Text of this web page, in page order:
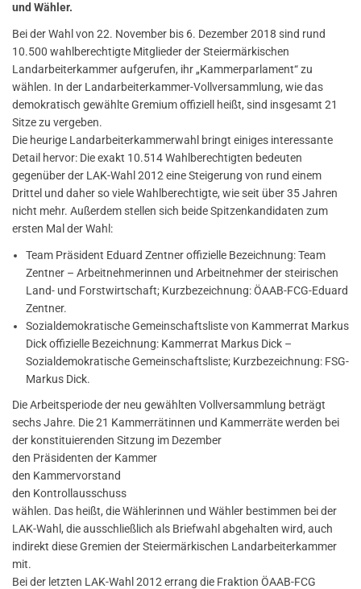
und Wähler.
Bei der Wahl von 22. November bis 6. Dezember 2018 sind rund
10.500 wahlberechtigte Mitglieder der Steiermärkischen
Landarbeiterkammer aufgerufen, ihr „Kammerparlament“ zu
wählen. In der Landarbeiterkammer-Vollversammlung, wie das
demokratisch gewählte Gremium offiziell heißt, sind insgesamt 21
Sitze zu vergeben.
Die heurige Landarbeiterkammerwahl bringt einiges interessante
Detail hervor: Die exakt 10.514 Wahlberechtigten bedeuten
gegenüber der LAK-Wahl 2012 eine Steigerung von rund einem
Drittel und daher so viele Wahlberechtigte, wie seit über 35 Jahren
nicht mehr. Außerdem stellen sich beide Spitzenkandidaten zum
ersten Mal der Wahl:
Team Präsident Eduard Zentner offizielle Bezeichnung: Team
Zentner – Arbeitnehmerinnen und Arbeitnehmer der steirischen
Land- und Forstwirtschaft; Kurzbezeichnung: ÖAAB-FCG-Eduard
Zentner.
Sozialdemokratische Gemeinschaftsliste von Kammerrat Markus
Dick offizielle Bezeichnung: Kammerrat Markus Dick –
Sozialdemokratische Gemeinschaftsliste; Kurzbezeichnung: FSG-
Markus Dick.
Die Arbeitsperiode der neu gewählten Vollversammlung beträgt
sechs Jahre. Die 21 Kammerrätinnen und Kammerräte werden bei
der konstituierenden Sitzung im Dezember
den Präsidenten der Kammer
den Kammervorstand
den Kontrollausschuss
wählen. Das heißt, die Wählerinnen und Wähler bestimmen bei der
LAK-Wahl, die ausschließlich als Briefwahl abgehalten wird, auch
indirekt diese Gremien der Steiermärkischen Landarbeiterkammer
mit.
Bei der letzten LAK-Wahl 2012 errang die Fraktion ÖAAB-FCG